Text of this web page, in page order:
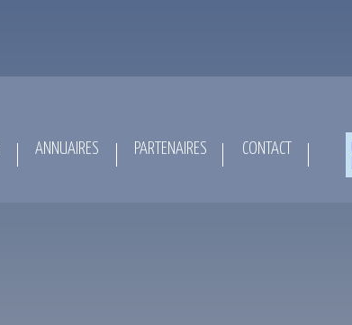
ANNUAIRES PARTENAIRES CONTACT